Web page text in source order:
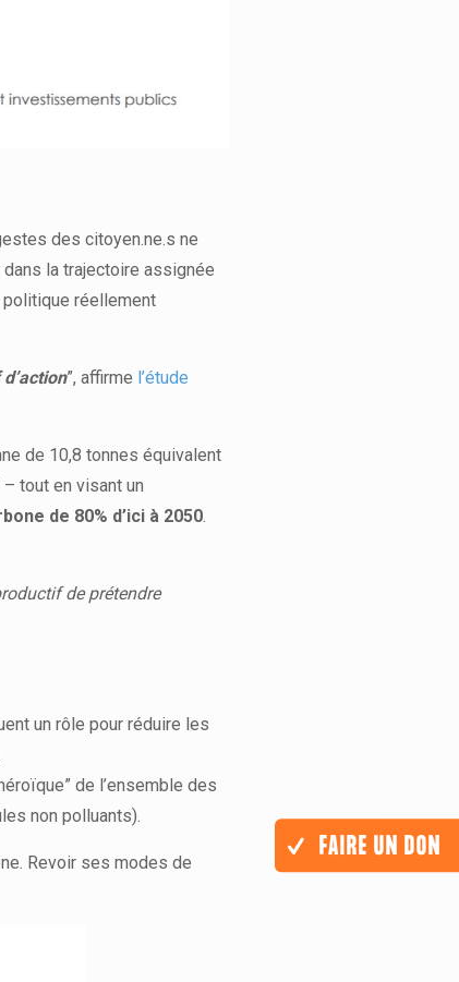
des citoyen.ne.s ne
la trajectoire assignée
politique réellement
”, affirme l’étude
de 10,8 tonnes équivalent
tout en visant un
de 80% d’ici à 2050.
de prétendre
un rôle pour réduire les
de l’ensemble des
non polluants).
Revoir ses modes de
FAIRE UN DON